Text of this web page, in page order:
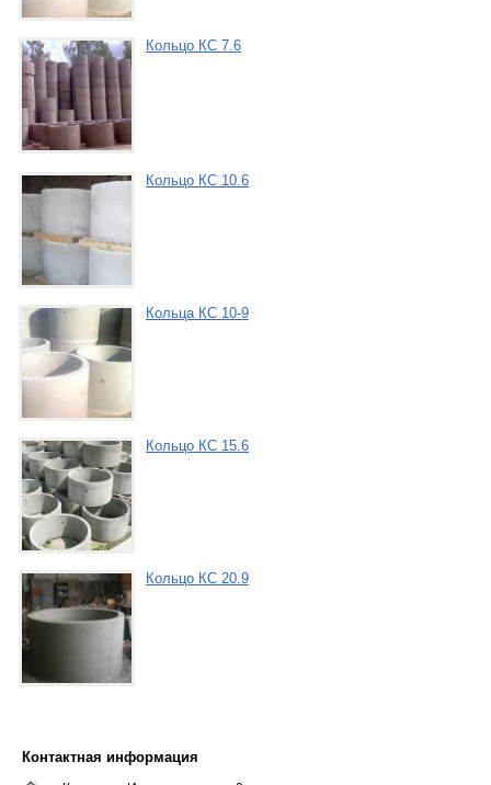
Кольцо КС 7.6
Кольцо КС 10.6
Кольца КС 10-9
Кольцо КС 15.6
Кольцо КС 20.9
Контактная информация